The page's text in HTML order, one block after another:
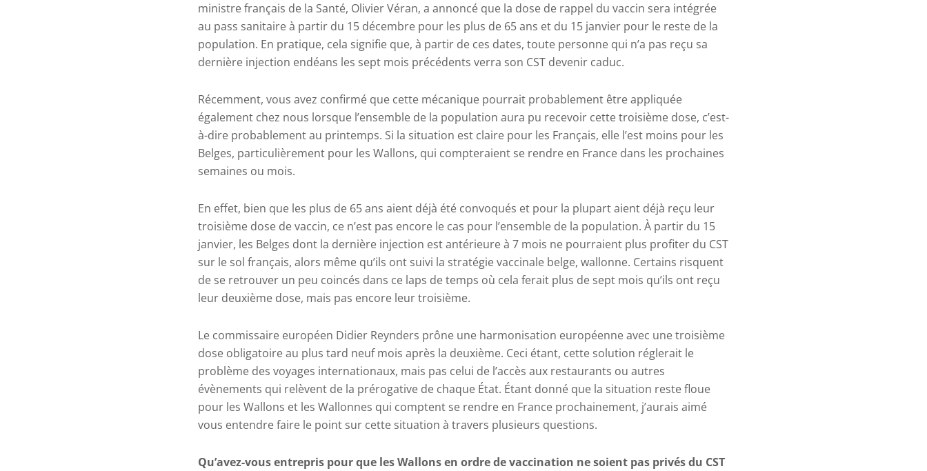
ministre français de la Santé, Olivier Véran, a annoncé que la dose de rappel du vaccin sera intégrée
au pass sanitaire à partir du 15 décembre pour les plus de 65 ans et du 15 janvier pour le reste de la
population. En pratique, cela signifie que, à partir de ces dates, toute personne qui n’a pas reçu sa
dernière injection endéans les sept mois précédents verra son CST devenir caduc.
Récemment, vous avez confirmé que cette mécanique pourrait probablement être appliquée
également chez nous lorsque l’ensemble de la population aura pu recevoir cette troisième dose, c’est-
à-dire probablement au printemps. Si la situation est claire pour les Français, elle l’est moins pour les
Belges, particulièrement pour les Wallons, qui compteraient se rendre en France dans les prochaines
semaines ou mois.
En effet, bien que les plus de 65 ans aient déjà été convoqués et pour la plupart aient déjà reçu leur
troisième dose de vaccin, ce n’est pas encore le cas pour l’ensemble de la population. À partir du 15
janvier, les Belges dont la dernière injection est antérieure à 7 mois ne pourraient plus profiter du CST
sur le sol français, alors même qu’ils ont suivi la stratégie vaccinale belge, wallonne. Certains risquent
de se retrouver un peu coincés dans ce laps de temps où cela ferait plus de sept mois qu’ils ont reçu
leur deuxième dose, mais pas encore leur troisième.
Le commissaire européen Didier Reynders prône une harmonisation européenne avec une troisième
dose obligatoire au plus tard neuf mois après la deuxième. Ceci étant, cette solution réglerait le
problème des voyages internationaux, mais pas celui de l’accès aux restaurants ou autres
évènements qui relèvent de la prérogative de chaque État. Étant donné que la situation reste floue
pour les Wallons et les Wallonnes qui comptent se rendre en France prochainement, j’aurais aimé
vous entendre faire le point sur cette situation à travers plusieurs questions.
Qu’avez-vous entrepris pour que les Wallons en ordre de vaccination ne soient pas privés du CST